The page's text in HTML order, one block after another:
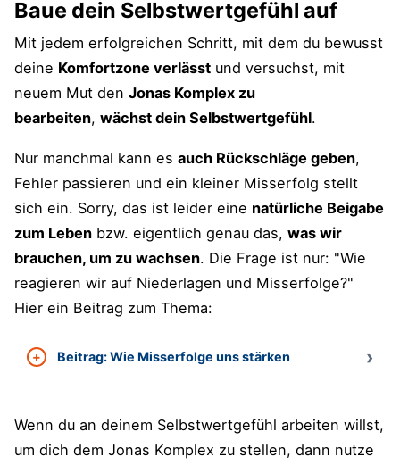
Baue dein Selbstwertgefühl auf
Mit jedem erfolgreichen Schritt, mit dem du bewusst
deine Komfortzone verlässt und versuchst, mit
neuem Mut den Jonas Komplex zu
bearbeiten, wächst dein Selbstwertgefühl.
Nur manchmal kann es auch Rückschläge geben,
Fehler passieren und ein kleiner Misserfolg stellt
sich ein. Sorry, das ist leider eine natürliche Beigabe
zum Leben bzw. eigentlich genau das, was wir
brauchen, um zu wachsen. Die Frage ist nur: "Wie
reagieren wir auf Niederlagen und Misserfolge?"
Hier ein Beitrag zum Thema:
Beitrag: Wie Misserfolge uns stärken
Wenn du an deinem Selbstwertgefühl arbeiten willst,
um dich dem Jonas Komplex zu stellen, dann nutze